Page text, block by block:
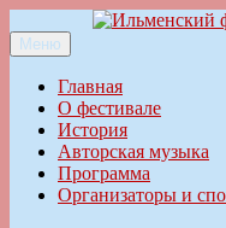
к
содержимому
Ильменский фестиваль
Меню
Главная
О фестивале
История
Авторская музыка
Программа
Организаторы и